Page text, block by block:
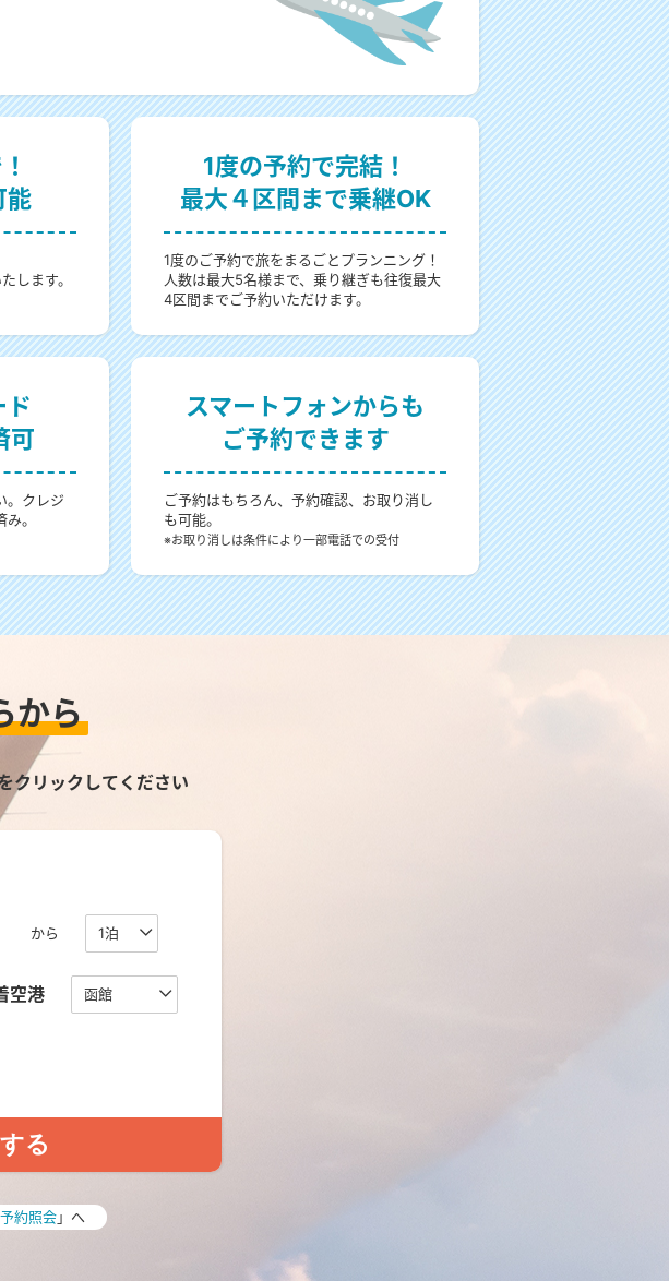
能
します。
1度の予約で完結！
最大４区間まで乗継OK
1度のご予約で旅をまるごとプランニング！
人数は最大5名様まで、乗り継ぎも往復最大
4区間までご予約いただけます。
ド
可
。クレジ
。
スマートフォンからも
ご予約できます
ご予約はもちろん、予約確認、お取り消し
も可能。
※お取り消しは条件により一部電話での受付
から
クリックしてください
から
空港
約照会」へ